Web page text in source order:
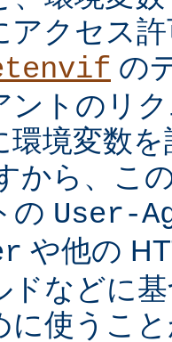
アクセス
の
ントのリ
環境変数
から、こ
の User-
や他の
ドなどに
に使うこ